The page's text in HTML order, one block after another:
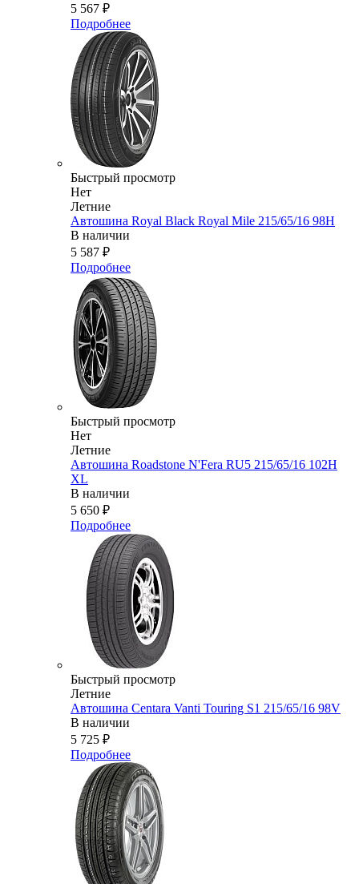
5 567 ₽
Подробнее
Быстрый просмотр
Нет
Летние
Автошина Royal Black Royal Mile 215/65/16 98H
В наличии
5 587 ₽
Подробнее
Быстрый просмотр
Нет
Летние
Автошина Roadstone N'Fera RU5 215/65/16 102H
XL
В наличии
5 650 ₽
Подробнее
Быстрый просмотр
Летние
Автошина Centara Vanti Touring S1 215/65/16 98V
В наличии
5 725 ₽
Подробнее